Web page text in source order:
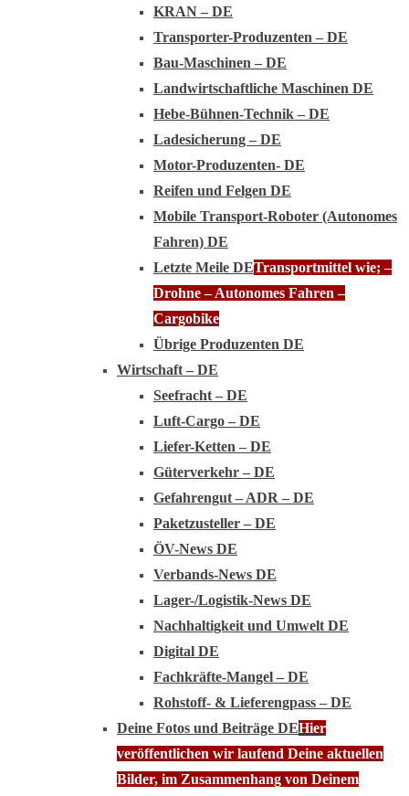
KRAN – DE
Transporter-Produzenten – DE
Bau-Maschinen – DE
Landwirtschaftliche Maschinen DE
Hebe-Bühnen-Technik – DE
Ladesicherung – DE
Motor-Produzenten- DE
Reifen und Felgen DE
Mobile Transport-Roboter (Autonomes
Fahren) DE
Letzte Meile DETransportmittel wie; –
Drohne – Autonomes Fahren –
Cargobike
Übrige Produzenten DE
Wirtschaft – DE
Seefracht – DE
Luft-Cargo – DE
Liefer-Ketten – DE
Güterverkehr – DE
Gefahrengut – ADR – DE
Paketzusteller – DE
ÖV-News DE
Verbands-News DE
Lager-/Logistik-News DE
Nachhaltigkeit und Umwelt DE
Digital DE
Fachkräfte-Mangel – DE
Rohstoff- & Lieferengpass – DE
Deine Fotos und Beiträge DEHier
veröffentlichen wir laufend Deine aktuellen
Bilder, im Zusammenhang von Deinem